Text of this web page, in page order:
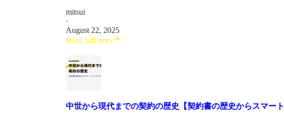
mitsui
·
August 22, 2025
Read full story
中世から現代までの契約の歴史【契約書の歴史からスマー